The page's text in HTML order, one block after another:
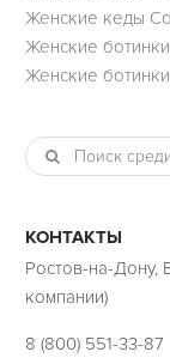
Женские кеды
Женские
Женские
КОНТАКТЫ
Ростов-на-Дону,
компании)
8 (800) 551-33-87